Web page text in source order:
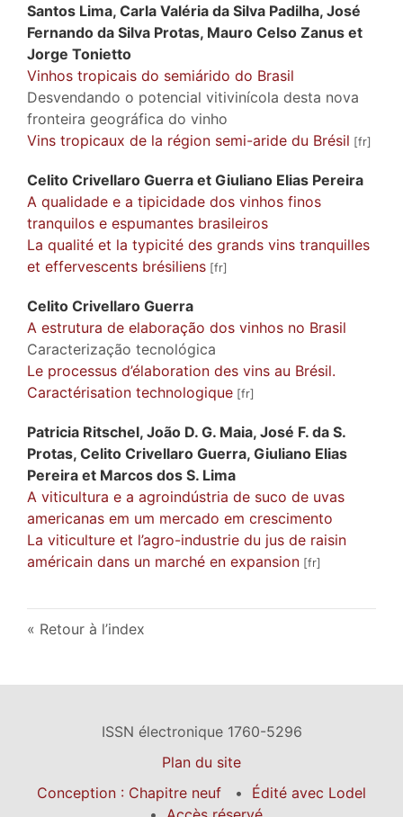
Santos Lima, Carla Valéria da Silva Padilha, José
Fernando da Silva Protas, Mauro Celso Zanus et
Jorge Tonietto
Vinhos tropicais do semiárido do Brasil
Desvendando o potencial vitivinícola desta nova
fronteira geográfica do vinho
Vins tropicaux de la région semi-aride du Brésil
Celito Crivellaro Guerra et Giuliano Elias Pereira
A qualidade e a tipicidade dos vinhos finos
tranquilos e espumantes brasileiros
La qualité et la typicité des grands vins tranquilles
et effervescents brésiliens
Celito Crivellaro Guerra
A estrutura de elaboração dos vinhos no Brasil
Caracterização tecnológica
Le processus d’élaboration des vins au Brésil.
Caractérisation technologique
Patricia Ritschel, João D. G. Maia, José F. da S.
Protas, Celito Crivellaro Guerra, Giuliano Elias
Pereira et Marcos dos S. Lima
A viticultura e a agroindústria de suco de uvas
americanas em um mercado em crescimento
La viticulture et l’agro-industrie du jus de raisin
américain dans un marché en expansion
Retour à l’index
ISSN électronique 1760-5296
Plan du site
Conception : Chapitre neuf
Édité avec Lodel